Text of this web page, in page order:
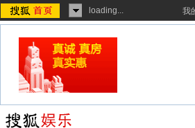
loading... 我